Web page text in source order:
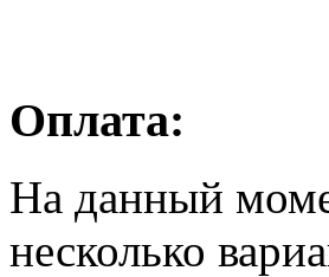
Оплата:
На данный
несколько